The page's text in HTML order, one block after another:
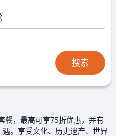
搜索
餐，最高可享75折优惠，并有
。享受文化、历史遗产、世界